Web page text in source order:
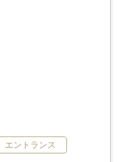
エントランス